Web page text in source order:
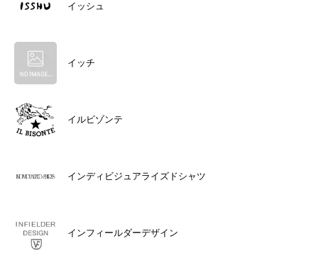
イッシュ
イッチ
イルビゾンテ
インディビジュアライズドシャツ
インフィールダーデザイン